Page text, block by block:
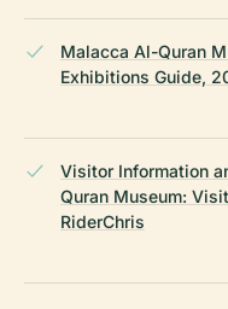
Malacca Al-Quran
Exhibitions Guide,
Visitor Information
Quran Museum:
RiderChris